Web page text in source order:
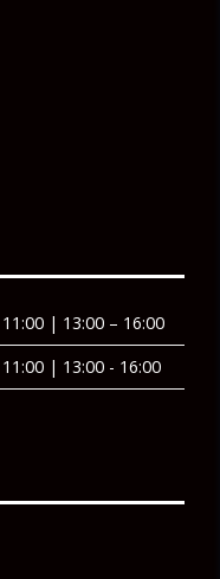
| 13:00 – 16:00
| 13:00 - 16:00